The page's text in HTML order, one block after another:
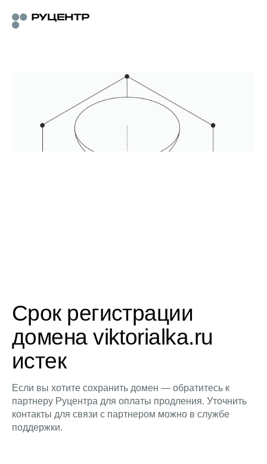
Срок регистрации
домена viktorialka.ru
истек
Если вы хотите сохранить домен — обратитесь к
партнеру Руцентра для оплаты продления. Уточнить
контакты для связи с партнером можно в службе
поддержки.